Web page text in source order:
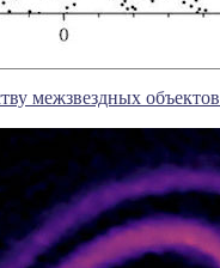
межзвездных